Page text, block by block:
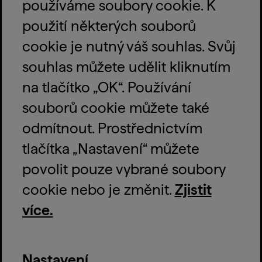
PŘÍSTUPNOST
Výtah pro seniory, návštěvníky s kočárkem a osoby
s omezenou pohyblivostí je k dispozici. Pro jeho využití
prosím kontaktujte recepci, která vám zajistí přístup.
UŽ JSTE NÁS NAVŠTÍVILI?
Napište recenzi na TripAdvisor ,Google
, nebo se o svůj
zážitek podělte na sociálních sítích.
ZŮSTAŇTE VE SPOJENÍ!
Přihlaste se k odběru novinek:*
používáme soubory cookie. K
použití některých souborů
cookie je nutný váš souhlas. Svůj
souhlas můžete udělit kliknutím
na tlačítko „OK“. Používání
souborů cookie můžete také
odmítnout. Prostřednictvím
tlačítka „Nastavení“ můžete
povolit pouze vybrané soubory
cookie nebo je změnit. Zjistit
více.